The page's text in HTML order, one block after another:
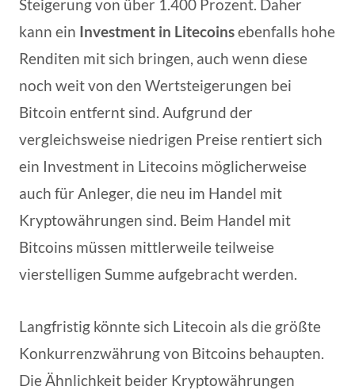
Steigerung von über 1.400 Prozent. Daher
kann ein Investment in Litecoinsebenfalls hohe
Renditen mit sich bringen, auch wenn diese
noch weit von den Wertsteigerungen bei
Bitcoin entfernt sind. Aufgrund der
vergleichsweise niedrigen Preise rentiert sich
ein Investment in Litecoins möglicherweise
auch für Anleger, die neu im Handel mit
Kryptowährungen sind. Beim Handel mit
Bitcoins müssen mittlerweile teilweise
vierstelligen Summe aufgebracht werden.
Langfristig könnte sich Litecoin als die größte
Konkurrenzwährung von Bitcoins behaupten.
Die Ähnlichkeit beider Kryptowährungen